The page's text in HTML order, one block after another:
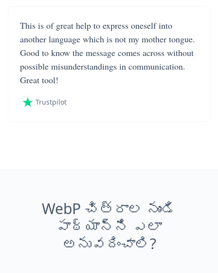
This is of great help to express oneself into
another language which is not my mother tongue.
Good to know the message comes across without
possible misunderstandings in communication.
Great tool!
Trustpilot
WebP చిత్రాల నుండి
పాఠ్యాన్ని ఎలా
అనువదించాలి?